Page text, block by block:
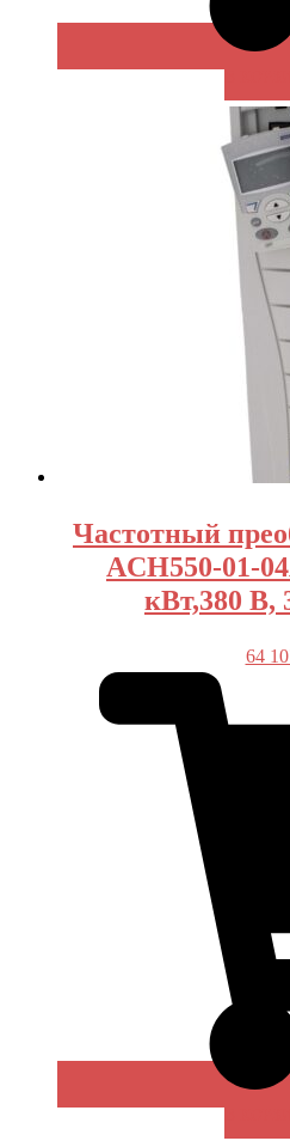
Частотный
ACH550-01-
кВт,380 В,
64